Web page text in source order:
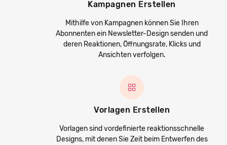
Kampagnen Erstellen
Mithilfe von Kampagnen können Sie Ihren
Abonnenten ein Newsletter-Design senden und
deren Reaktionen, Öffnungsrate, Klicks und
Ansichten verfolgen.
Vorlagen Erstellen
Vorlagen sind vordefinierte reaktionsschnelle
Designs, mit denen Sie Zeit beim Entwerfen des